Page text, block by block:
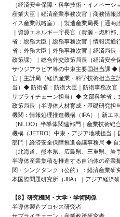
（経済安全保障・科学技術・イノベー
産業大臣｜経済産業事務次官｜商務情報
イス産業戦略室）｜製造産業局長｜通商
｜資源エネルギー庁長官（資源・燃料
省：総務大臣｜総務事務次官｜情報流
省：外務大臣｜外務事務次官｜経済局長
政策課）｜総合外交政策局長（経済安全
サウジアラビア等の中東主要国担当課 ◆
官｜主計局（経済産業・科学技術担当主
当）◆ 防衛省：防衛大臣｜防衛事務次官
サプライチェーン担当）◆ 文部科学省：
政策局長（半導体人材育成・基礎研究
機関：情報処理推進機構（IPA）｜新エ
（NEDO）半導体関連部門｜産業技術総
機構（JETRO）中東・アジア地域担当
部門｜経済安全保障推進会議事務局 ◆
（北海道、熊本県、広島県、三重県、岩
半導体産業集積を推進する自治体の産
関・シンクタンク（公的）：経済産業研
本国際問題研究所（JIIA）｜アジア経済研
【8】研究機関・大学・学術関係
半導体製造プロセス研究者